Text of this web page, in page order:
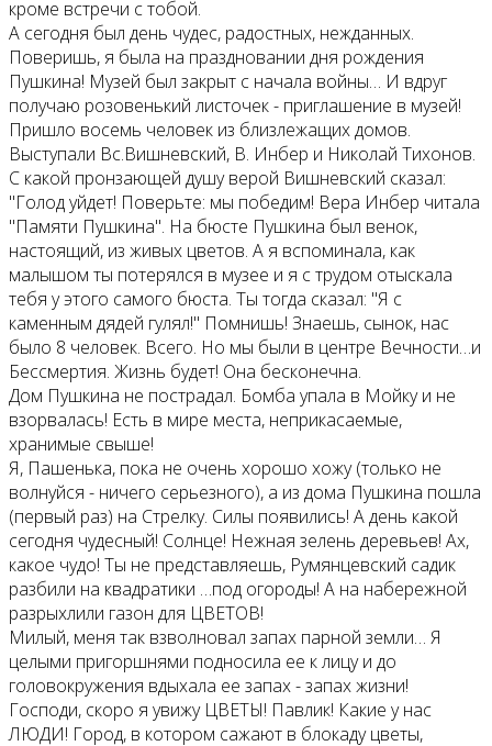
кроме встречи с тобой.
А сегодня был день чудес, радостных, нежданных.
Поверишь, я была на праздновании дня рождения
Пушкина! Музей был закрыт с начала войны… И вдруг
получаю розовенький листочек - приглашение в музей!
Пришло восемь человек из близлежащих домов.
Выступали Вс.Вишневский, В. Инбер и Николай Тихонов.
С какой пронзающей душу верой Вишневский сказал:
"Голод уйдет! Поверьте: мы победим! Вера Инбер читала
"Памяти Пушкина". На бюсте Пушкина был венок,
настоящий, из живых цветов. А я вспоминала, как
малышом ты потерялся в музее и я с трудом отыскала
тебя у этого самого бюста. Ты тогда сказал: "Я с
каменным дядей гулял!" Помнишь! Знаешь, сынок, нас
было 8 человек. Всего. Но мы были в центре Вечности…и
Бессмертия. Жизнь будет! Она бесконечна.
Дом Пушкина не пострадал. Бомба упала в Мойку и не
взорвалась! Есть в мире места, неприкасаемые,
хранимые свыше!
Я, Пашенька, пока не очень хорошо хожу (только не
волнуйся - ничего серьезного), а из дома Пушкина пошла
(первый раз) на Стрелку. Силы появились! А день какой
сегодня чудесный! Солнце! Нежная зелень деревьев! Ах,
какое чудо! Ты не представляешь, Румянцевский садик
разбили на квадратики …под огороды! А на набережной
разрыхлили газон для ЦВЕТОВ!
Милый, меня так взволновал запах парной земли… Я
целыми пригоршнями подносила ее к лицу и до
головокружения вдыхала ее запах - запах жизни!
Господи, скоро я увижу ЦВЕТЫ! Павлик! Какие у нас
ЛЮДИ! Город, в котором сажают в блокаду цветы,